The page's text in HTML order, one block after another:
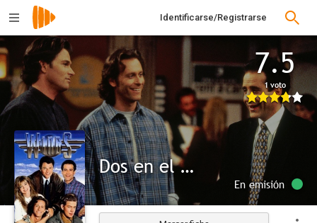
Identificarse/Registrarse
7.5
1 voto
Dos en el aire
En emisión